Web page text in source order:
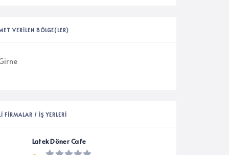
VERILEN BÖLGE(LER)
FIRMALAR / İŞ YERLERI
Latek Döner Cafe